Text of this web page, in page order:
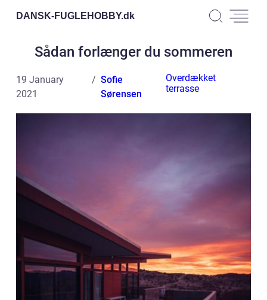
DANSK-FUGLEHOBBY.dk
Sådan forlænger du sommeren
19 January
2021
Sofie
Sørensen
Overdækket
terrasse